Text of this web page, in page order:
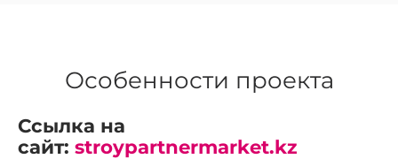
Особенности проекта
Ссылка на
сайт: stroypartnermarket.kz